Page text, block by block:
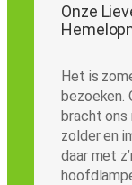
Onze
Het is
bezoeken.
bracht ons
zolder en
daar met